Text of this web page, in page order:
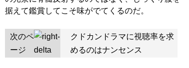
据えて鑑賞してこそ味がでてくるのだ。
次のペ
ージ
クドカンドラマに視聴率を求
めるのはナンセンス